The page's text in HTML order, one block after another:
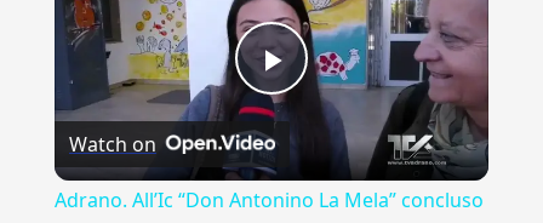
Play
Video
Watch on
Adrano. All’Ic “Don Antonino La Mela” concluso